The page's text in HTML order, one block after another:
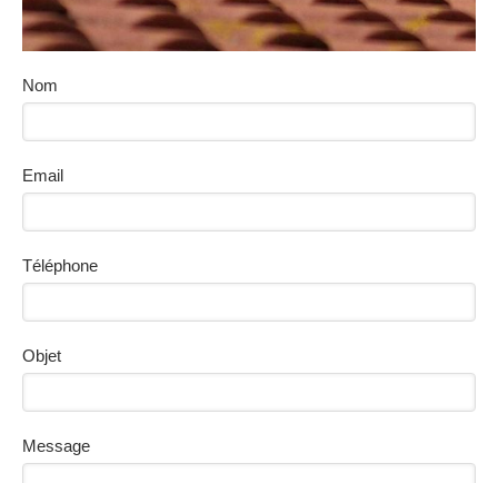
Nom
Email
Téléphone
Objet
Message